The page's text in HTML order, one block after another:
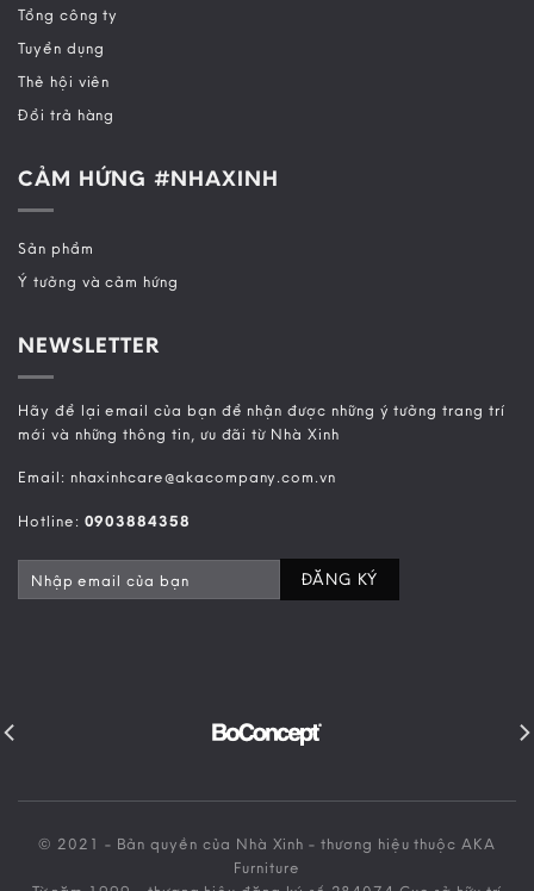
Tổng công ty
Tuyển dụng
Thẻ hội viên
Đổi trả hàng
CẢM HỨNG #NHAXINH
Sản phẩm
Ý tưởng và cảm hứng
NEWSLETTER
Hãy để lại email của bạn để nhận được những ý tưởng trang trí
mới và những thông tin, ưu đãi từ Nhà Xinh
Email: nhaxinhcare@akacompany.com.vn
Hotline: 0903884358
© 2021 - Bản quyền của Nhà Xinh - thương hiệu thuộc AKA
Furniture